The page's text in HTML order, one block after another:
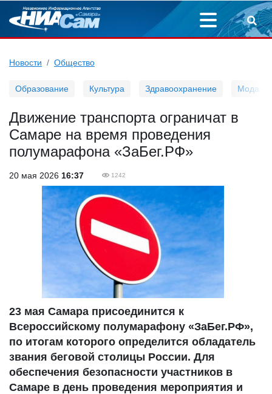
Новости Общество
Образование Культура Здравоохранение Мода
Движение транспорта ограничат в
Самаре на время проведения
полумарафона «ЗаБег.РФ»
20 мая 2026 16:37 1242
23 мая Самара присоединится к
Всероссийскому полумарафону «ЗаБег.РФ»,
по итогам которого определится обладатель
звания беговой столицы России. Для
обеспечения безопасности участников в
Самаре в день проведения мероприятия и